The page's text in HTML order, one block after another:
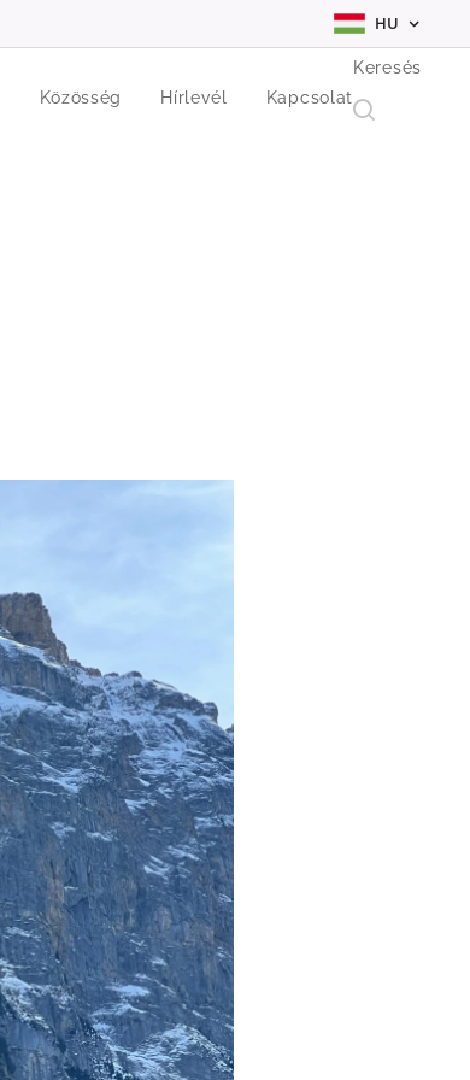
HU
Közösség Hírlevél Kapcsolat
Keresés